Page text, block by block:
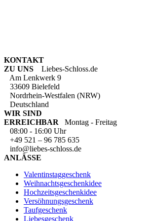
KONTAKT
ZU UNS
Liebes-Schloss.de
Am Lenkwerk 9
33609 Bielefeld
Nordrhein-Westfalen (NRW)
Deutschland
WIR SIND
ERREICHBAR
Montag - Freitag
08:00 - 16:00 Uhr
+49 521 – 96 785 635
info@liebes-schloss.de
ANLÄSSE
Valentinstaggeschenk
Weihnachtsgeschenkidee
Hochzeitsgeschenkidee
Versöhnungsgeschenk
Taufgeschenk
Liebesgeschenk